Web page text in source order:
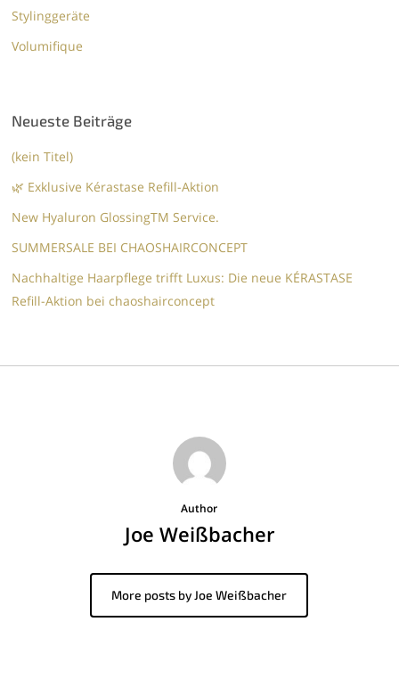
Stylinggeräte
Volumifique
Neueste Beiträge
(kein Titel)
🌿 Exklusive Kérastase Refill-Aktion
New Hyaluron GlossingTM​ Service.​
SUMMERSALE BEI CHAOSHAIRCONCEPT
Nachhaltige Haarpflege trifft Luxus: Die neue KÉRASTASE
Refill-Aktion bei chaoshairconcept
Author
Joe Weißbacher
More posts by Joe Weißbacher